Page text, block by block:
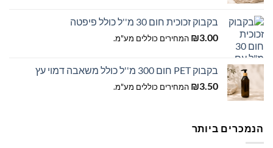
בקבוק זכוכית חום 30 מ''ל כולל פיפטה
₪3.00 המחירים כוללים מע"מ.
בקבוק PET חום 300 מ''ל כולל משאבה דמוי עץ
₪3.50 המחירים כוללים מע"מ.
הנמכרים ביותר